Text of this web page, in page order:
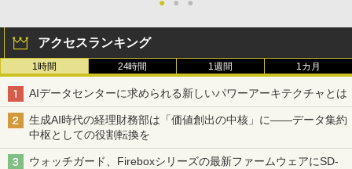
●
● ●
アクセスランキング
1時間 24時間 1週間 1カ月
AIデータセンターに求められる新しいパワーアーキテクチャとは
生成AI時代の経理財務部は「価値創出の中核」に――データ集約
中枢としての役割転換を
ウォッチガード、Fireboxシリーズの最新ファームウェアにSD-